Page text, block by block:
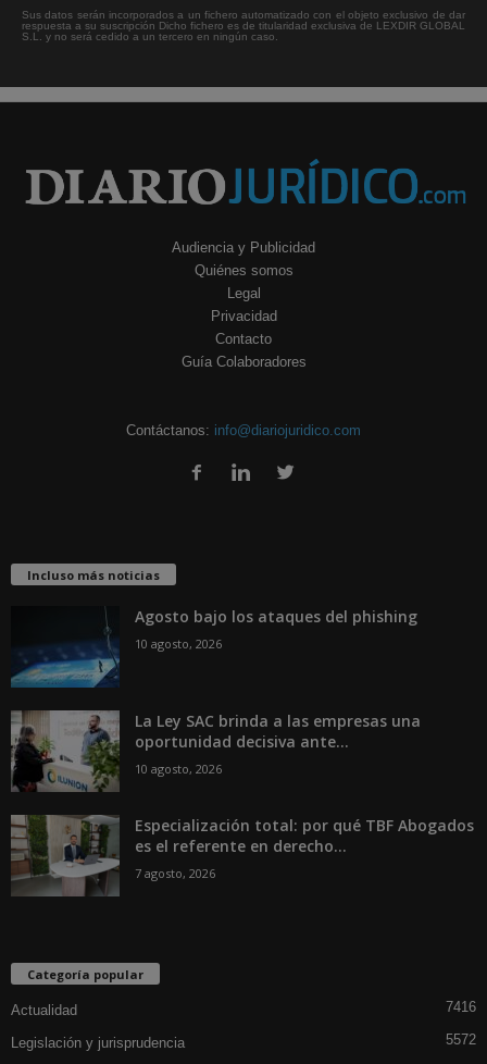
Sus datos serán incorporados a un fichero automatizado con el objeto exclusivo de dar
respuesta a su suscripción Dicho fichero es de titularidad exclusiva de LEXDIR GLOBAL
S.L. y no será cedido a un tercero en ningún caso.
Audiencia y Publicidad
Quiénes somos
Legal
Privacidad
Contacto
Guía Colaboradores
Contáctanos: info@diariojuridico.com
Incluso más noticias
Agosto bajo los ataques del phishing
10 agosto, 2026
La Ley SAC brinda a las empresas una
oportunidad decisiva ante...
10 agosto, 2026
Especialización total: por qué TBF Abogados
es el referente en derecho...
7 agosto, 2026
Categoría popular
Actualidad 7416
Legislación y jurisprudencia
5572